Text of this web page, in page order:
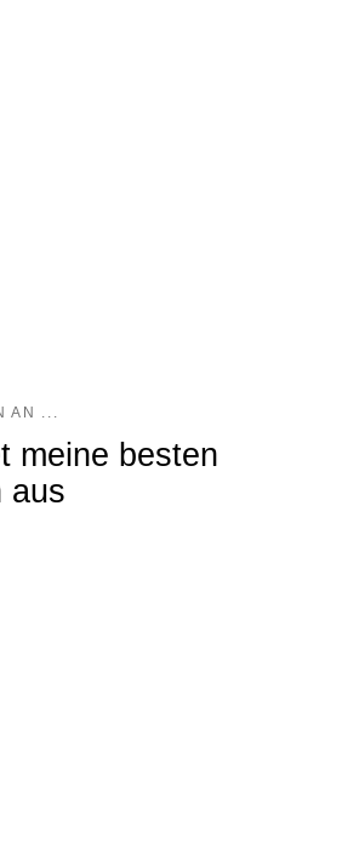
AN ...
meine besten
aus